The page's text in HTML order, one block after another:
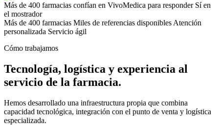
Más de 400 farmacias confían en VivoMedica para responder Sí en
el mostrador
Más de 400 farmacias Miles de referencias disponibles Atención
personalizada Servicio ágil
Cómo trabajamos
Tecnología, logística y experiencia al
servicio de la farmacia.
Hemos desarrollado una infraestructura propia que combina
capacidad tecnológica, integración con el punto de venta y logística
especializada.